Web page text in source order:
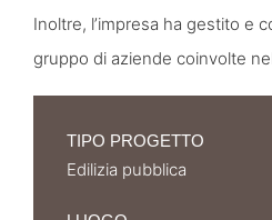
Inoltre, l’impresa ha gestito e
gruppo di aziende coinvolte
TIPO PROGETTO
Edilizia pubblica